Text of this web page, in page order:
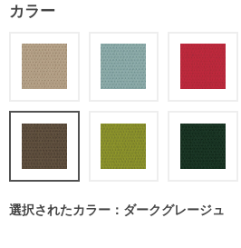
カラー
選択されたカラー：ダークグレージュ